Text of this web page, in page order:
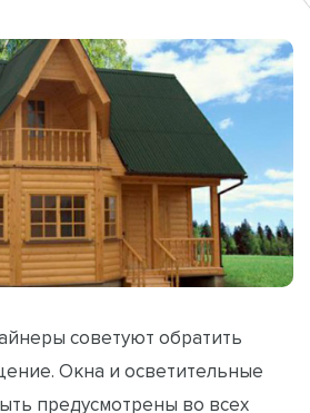
советуют обратить
Окна и осветительные
предусмотрены во всех